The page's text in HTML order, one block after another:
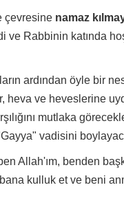
çevresine namaz
ve Rabbinin katında
ardından öyle bir
heva ve heveslerine
mutlaka
vadisini
Allah'ım, benden
kulluk et ve beni